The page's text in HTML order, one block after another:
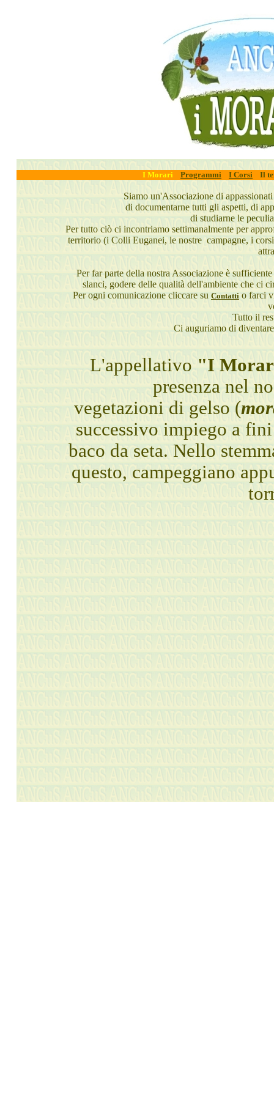
I Morari Programmi I Corsi Il
Siamo un'Associazione di
di documentarne tutti gli aspetti, di
di studiarne le
Per tutto ciò ci incontriamo settimanalmente per
territorio (i Colli Euganei, le nostre campagne, i
Per far parte della nostra Associazione è
slanci, godere delle qualità dell'ambiente che ci
Per ogni comunicazione cliccare su Contatti o farci
Tutto il
Ci auguriamo di
L'appellativo"I
presenza nel
vegetazioni di gelso (
successivo impiego a
baco da seta. Nello
questo, campeggiano